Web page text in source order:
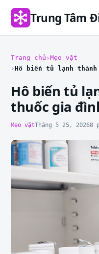
Trung Tâm
Trang chủ Mẹo vặt
Hô biến tủ lạnh
Hô biến tủ
thuốc gia
Mẹo vặtTháng 5 25, 20268